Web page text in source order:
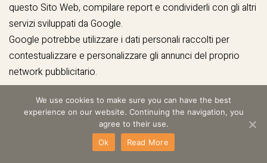
questo Sito Web, compilare report e condividerli con gli altri
servizi sviluppati da Google.
Google potrebbe utilizzare i dati personali raccolti per
contestualizzare e personalizzare gli annunci del proprio
network pubblicitario.
Dati personali raccolti: Cookie e dati di utilizzo.
Luogo del trattamento: USA –Privacy Policy
We use cookies to make sure you can have the best
experience on our website. Continuing the navigation, you
agree to their use.
Ok
Read More